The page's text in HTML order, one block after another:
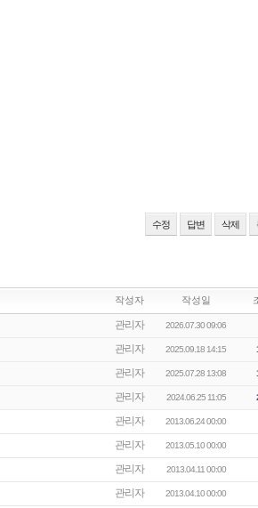
수정 답변 삭제
작성자 작성일
관리자 2026.07.30 09:06
관리자 2025.09.18 14:15
관리자 2025.07.28 13:08
관리자 2024.06.25 11:05
관리자 2013.06.24 00:00
관리자 2013.05.10 00:00
관리자 2013.04.11 00:00
관리자 2013.04.10 00:00